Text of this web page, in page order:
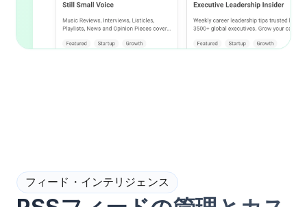
フィード・インテリジェンス